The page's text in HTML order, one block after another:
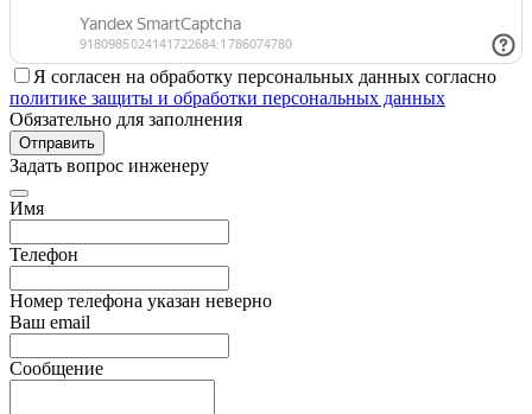
Я согласен на обработку персональных данных согласно
политике защиты и обработки персональных данных
Обязательно для заполнения
Отправить
Задать вопрос инженеру
Имя
Телефон
Номер телефона указан неверно
Ваш email
Сообщение